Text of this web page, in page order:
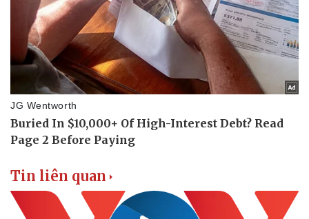
Tin liên quan